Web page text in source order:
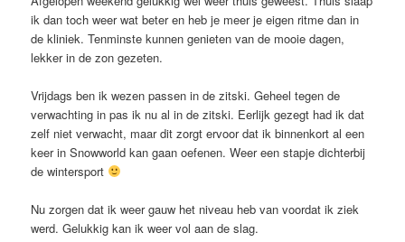
ik dan toch weer wat beter en heb je meer je eigen ritme dan in
de kliniek. Tenminste kunnen genieten van de mooie dagen,
lekker in de zon gezeten.
Vrijdags ben ik wezen passen in de zitski. Geheel tegen de
verwachting in pas ik nu al in de zitski. Eerlijk gezegt had ik dat
zelf niet verwacht, maar dit zorgt ervoor dat ik binnenkort al een
keer in Snowworld kan gaan oefenen. Weer een stapje dichterbij
de wintersport
Nu zorgen dat ik weer gauw het niveau heb van voordat ik ziek
werd. Gelukkig kan ik weer vol aan de slag.